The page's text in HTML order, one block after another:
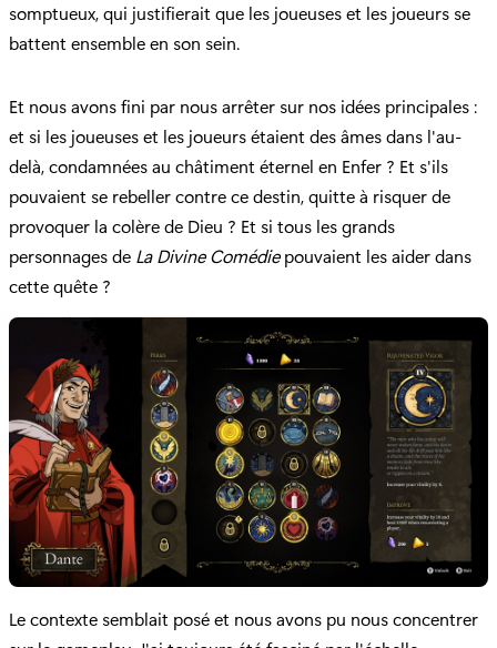
somptueux, qui justifierait que les joueuses et les joueurs se
battent ensemble en son sein.
Et nous avons fini par nous arrêter sur nos idées principales :
et si les joueuses et les joueurs étaient des âmes dans l'au-
delà, condamnées au châtiment éternel en Enfer ? Et s'ils
pouvaient se rebeller contre ce destin, quitte à risquer de
provoquer la colère de Dieu ? Et si tous les grands
personnages de La Divine Comédiepouvaient les aider dans
cette quête ?
Le contexte semblait posé et nous avons pu nous concentrer